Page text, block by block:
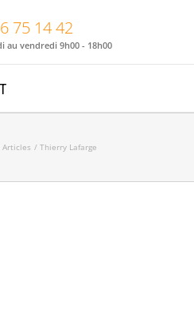
75 14 42
au vendredi 9h00 - 18h00
Articles Thierry Lafarge